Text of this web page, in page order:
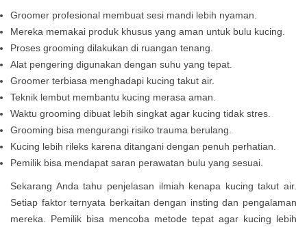
Groomer profesional membuat sesi mandi lebih nyaman.
Mereka memakai produk khusus yang aman untuk bulu kucing.
Proses grooming dilakukan di ruangan tenang.
Alat pengering digunakan dengan suhu yang tepat.
Groomer terbiasa menghadapi kucing takut air.
Teknik lembut membantu kucing merasa aman.
Waktu grooming dibuat lebih singkat agar kucing tidak stres.
Grooming bisa mengurangi risiko trauma berulang.
Kucing lebih rileks karena ditangani dengan penuh perhatian.
Pemilik bisa mendapat saran perawatan bulu yang sesuai.
Sekarang Anda tahu penjelasan ilmiah kenapa kucing takut air.
Setiap faktor ternyata berkaitan dengan insting dan pengalaman
mereka. Pemilik bisa mencoba metode tepat agar kucing lebih